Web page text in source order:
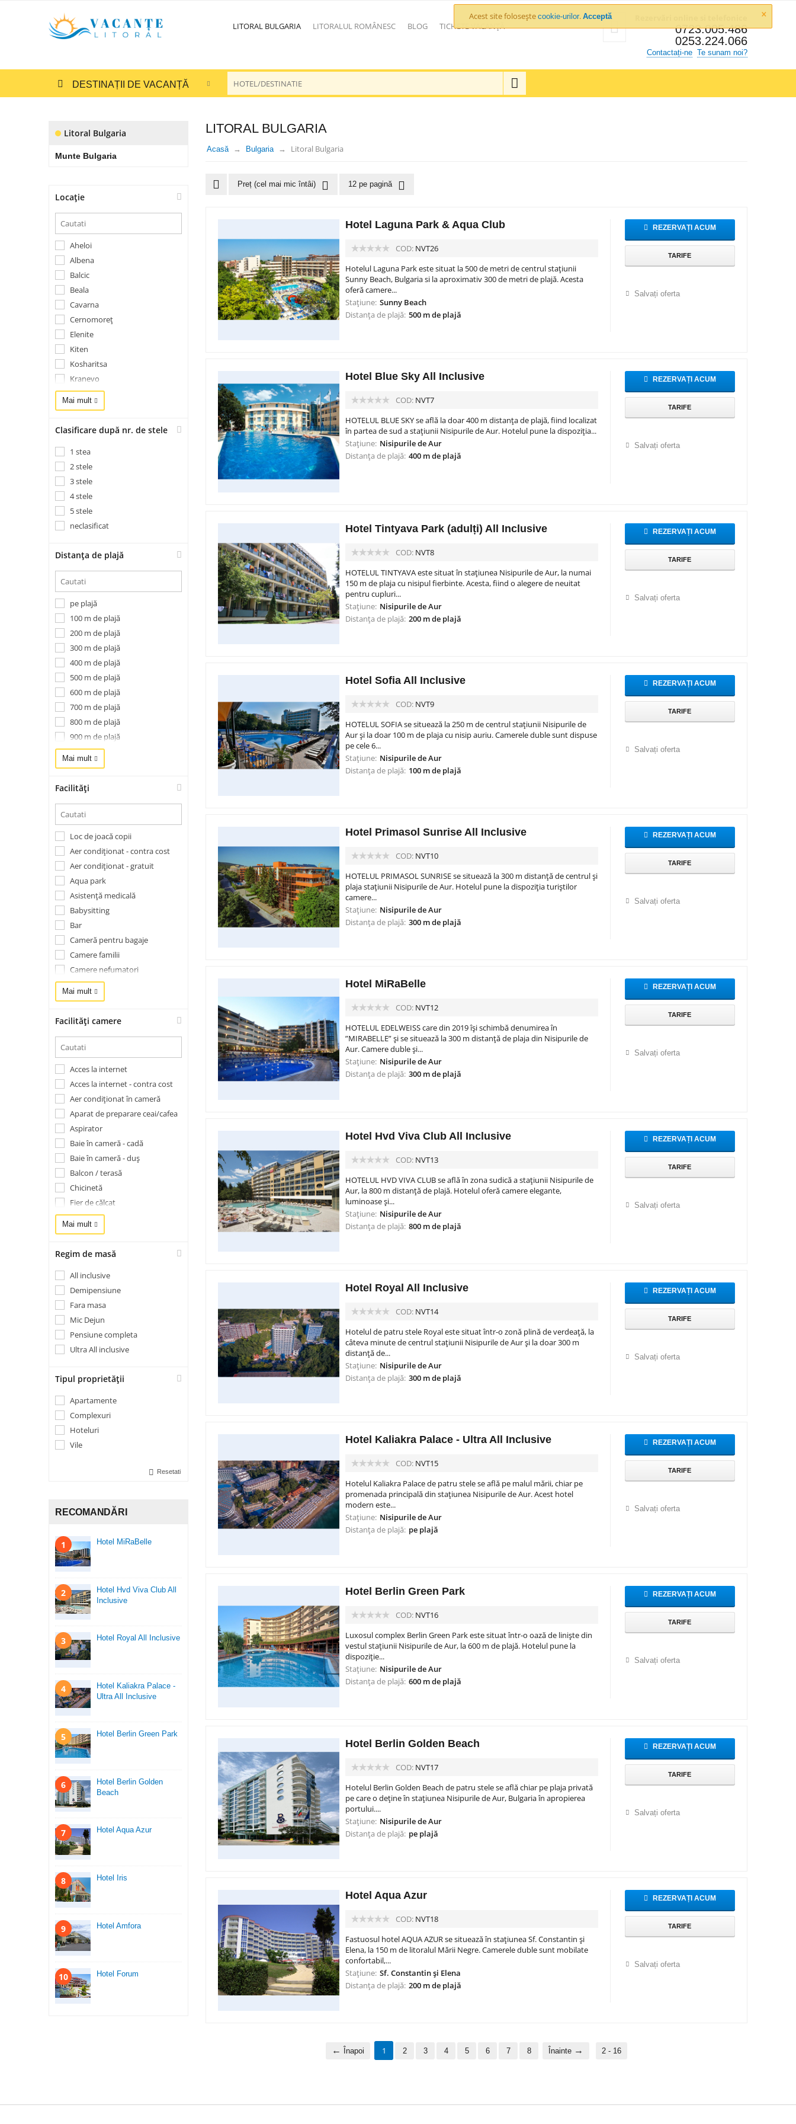
×
Acest site foloseștecookie-urilor.Acceptă
LITORAL BULGARIA LITORALUL ROMÂNESC BLOG TICHETE VACANȚĂ
0723.005.486
0253.224.066
Contactați-ne Te sunam noi?
DESTINAȚII DE VACANȚĂ
LITORAL BULGARIA
Acasă Bulgaria Litoral Bulgaria
Preț (cel mai mic întâi) 12 pe pagină
Hotel Laguna Park & Aqua Club
COD: NVT26
Hotelul Laguna Park este situat la 500 de metri de centrul stațiunii
Sunny Beach, Bulgaria si la aproximativ 300 de metri de plajă. Acesta
oferă camere...
Stațiune: Sunny Beach
Distanța de plajă: 500 m de plajă
REZERVAȚI ACUM
TARIFE
Salvați oferta
Hotel Blue Sky All Inclusive
COD: NVT7
HOTELUL BLUE SKY se află la doar 400 m distanța de plajă, fiind localizat
în partea de sud a stațiunii Nisipurile de Aur. Hotelul pune la dispoziția...
Stațiune: Nisipurile de Aur
Distanța de plajă: 400 m de plajă
REZERVAȚI ACUM
TARIFE
Salvați oferta
Hotel Tintyava Park (adulți) All Inclusive
COD: NVT8
HOTELUL TINTYAVA este situat în stațiunea Nisipurile de Aur, la numai
150 m de plaja cu nisipul fierbinte. Acesta, fiind o alegere de neuitat
pentru cupluri...
Stațiune: Nisipurile de Aur
Distanța de plajă: 200 m de plajă
REZERVAȚI ACUM
TARIFE
Salvați oferta
Hotel Sofia All Inclusive
COD: NVT9
HOTELUL SOFIA se situează la 250 m de centrul stațiunii Nisipurile de
Aur și la doar 100 m de plaja cu nisip auriu. Camerele duble sunt dispuse
pe cele 6...
Stațiune: Nisipurile de Aur
Distanța de plajă: 100 m de plajă
REZERVAȚI ACUM
TARIFE
Salvați oferta
Hotel Primasol Sunrise All Inclusive
COD: NVT10
HOTELUL PRIMASOL SUNRISE se situează la 300 m distanță de centrul și
plaja stațiunii Nisipurile de Aur. Hotelul pune la dispoziția turiștilor
camere...
Stațiune: Nisipurile de Aur
Distanța de plajă: 300 m de plajă
REZERVAȚI ACUM
TARIFE
Salvați oferta
Hotel MiRaBelle
COD: NVT12
HOTELUL EDELWEISS care din 2019 își schimbă denumirea în
”MIRABELLE” și se situează la 300 m distanță de plaja din Nisipurile de
Aur. Camere duble și...
Stațiune: Nisipurile de Aur
Distanța de plajă: 300 m de plajă
REZERVAȚI ACUM
TARIFE
Salvați oferta
Hotel Hvd Viva Club All Inclusive
COD: NVT13
HOTELUL HVD VIVA CLUB se află în zona sudică a stațiunii Nisipurile de
Aur, la 800 m distanță de plajă. Hotelul oferă camere elegante,
luminoase și...
Stațiune: Nisipurile de Aur
Distanța de plajă: 800 m de plajă
REZERVAȚI ACUM
TARIFE
Salvați oferta
Hotel Royal All Inclusive
COD: NVT14
Hotelul de patru stele Royal este situat într-o zonă plină de verdeață, la
câteva minute de centrul stațiunii Nisipurile de Aur și la doar 300 m
distanță de...
Stațiune: Nisipurile de Aur
Distanța de plajă: 300 m de plajă
REZERVAȚI ACUM
TARIFE
Salvați oferta
Hotel Kaliakra Palace - Ultra All Inclusive
COD: NVT15
Hotelul Kaliakra Palace de patru stele se află pe malul mării, chiar pe
promenada principală din stațiunea Nisipurile de Aur. Acest hotel
modern este...
Stațiune: Nisipurile de Aur
Distanța de plajă: pe plajă
REZERVAȚI ACUM
TARIFE
Salvați oferta
Hotel Berlin Green Park
COD: NVT16
Luxosul complex Berlin Green Park este situat într-o oază de liniște din
vestul stațiunii Nisipurile de Aur, la 600 m de plajă. Hotelul pune la
dispoziție...
Stațiune: Nisipurile de Aur
Distanța de plajă: 600 m de plajă
REZERVAȚI ACUM
TARIFE
Salvați oferta
Hotel Berlin Golden Beach
COD: NVT17
Hotelul Berlin Golden Beach de patru stele se află chiar pe plaja privată
pe care o deține în stațiunea Nisipurile de Aur, Bulgaria în apropierea
portului....
Stațiune: Nisipurile de Aur
Distanța de plajă: pe plajă
REZERVAȚI ACUM
TARIFE
Salvați oferta
Hotel Aqua Azur
COD: NVT18
Fastuosul hotel AQUA AZUR se situează în stațiunea Sf. Constantin și
Elena, la 150 m de litoralul Mării Negre. Camerele duble sunt mobilate
confortabil,...
Stațiune: Sf. Constantin și Elena
Distanța de plajă: 200 m de plajă
REZERVAȚI ACUM
TARIFE
Salvați oferta
Înapoi 1 2 3 4 5 6 7 8 Înainte 2 - 16
Litoral Bulgaria
Munte Bulgaria
Locație
Aheloi
Albena
Balcic
Beala
Cavarna
Cernomoreț
Elenite
Kiten
Kosharitsa
Kranevo
Lozeneț
Nesebar
Pomorie
Primorsko
Ravda
Rusalka
Școrpilovți
Sf. Constantin și Elena
Sozopol
Sunny Beach
Sunny Day
Sveti Vlas
Țarevo
Topola, Kavarna
Varna
Mai mult
Clasificare după nr. de stele
1 stea
2 stele
3 stele
4 stele
5 stele
neclasificat
Distanța de plajă
pe plajă
100 m de plajă
200 m de plajă
300 m de plajă
400 m de plajă
500 m de plajă
600 m de plajă
700 m de plajă
800 m de plajă
900 m de plajă
1 Km de plajă
1.2 Km de plajă
1.5 Km de plajă
2 Km de plajă
mai mult de 2 Km
Mai mult
Facilități
Loc de joacă copii
Aer condiționat - contra cost
Aer condiționat - gratuit
Aqua park
Asistență medicală
Babysitting
Bar
Cameră pentru bagaje
Camere familii
Camere nefumatori
facilităţi pentru persoane cu
mobilitate redusă
Gradină
Închirieri autoturisme
Masaj
Mini magazin
Parcare
Piscina exterioară
Piscina interioară
Prosoape piscină
Recepție deschisă nonstop
Restaurant
Room service
Sală de conferințe
Sală de fitness
Saună
Schimb valutar
Spa și centru de wellness
Spălătorie - Curățătorie
Stație de încărcare pentru
vehicule electrice
Terasă
Transfer de la și/sau la aeroport
Umbrele și sezlonguri pentru
piscină
Mai mult
Facilități camere
Acces la internet
Acces la internet - contra cost
Aer condiționat în cameră
Aparat de preparare ceai/cafea
Aspirator
Baie în cameră - cadă
Baie în cameră - duș
Balcon / terasă
Chicinetă
Fier de călcat
Frigider
Masă de călcat
Telefon
TV
Uscător de păr
Uscător de rufe
Wi-fi în cameră
Mai mult
Regim de masă
All inclusive
Demipensiune
Fara masa
Mic Dejun
Pensiune completa
Ultra All inclusive
Tipul proprietății
Apartamente
Complexuri
Hoteluri
Vile
Resetati
RECOMANDĂRI
1 Hotel MiRaBelle
2
Hotel Hvd Viva Club All
Inclusive
3 Hotel Royal All Inclusive
4
Hotel Kaliakra Palace -
Ultra All Inclusive
5 Hotel Berlin Green Park
6
Hotel Berlin Golden
Beach
7 Hotel Aqua Azur
8 Hotel Iris
9 Hotel Amfora
10 Hotel Forum